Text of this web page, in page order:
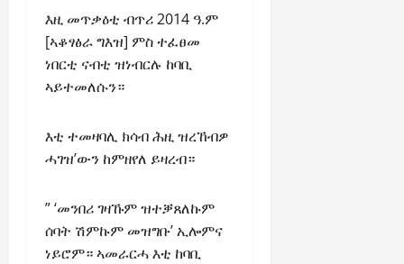
እዚ መጥቃዕቲ ብጥሪ 2014 ዓ.ም
[ኣቆፃፅራ ግእዝ] ምስ ተፈፀመ
ነበርቲ ናብቲ ዝነብርሉ ከባቢ
ኣይተመለሱን።
እቲ ተመዛባሊ ክሳብ ሕዚ ዝረኸብዎ
ሓገዝ’ውን ከምዘየለ ይዛረብ።
” ‘መንበሪ ገዛኹም ዝተቓጸለኩም
ሰባት ሽምኩም መዝግቡ’ ኢሎምና
ነይሮም። ኣመራርሓ እቲ ከባቢ